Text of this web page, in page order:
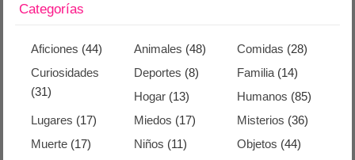
Categorías
Aficiones (44) Animales (48) Comidas (28)
Curiosidades
(31)
Deportes (8) Familia(14)
Hogar (13) Humanos (85)
Lugares (17) Miedos (17) Misterios (36)
Muerte (17) Niños (11) Objetos (44)